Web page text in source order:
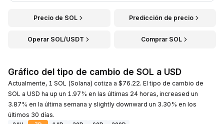
Precio de SOL Predicción de precio
Operar SOL/USDT Comprar SOL
Gráfico del tipo de cambio de SOL a USD
Actualmente, 1 SOL (Solana) cotiza a $76.22. El tipo de cambio de
SOL a USD ha up un 1.97% en las últimas 24 horas, increased un
3.87% en la última semana y slightly downward un 3.30% en los
últimos 30 días.